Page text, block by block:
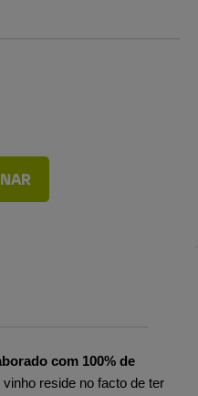
com 100% de
reside no facto de ter